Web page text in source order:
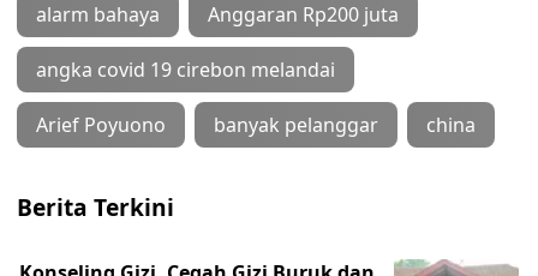
alarm bahaya Anggaran Rp200 juta
angka covid 19 cirebon melandai
Arief Poyuono banyak pelanggar china
Berita Terkini